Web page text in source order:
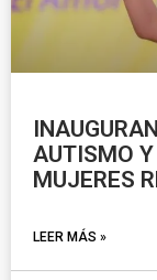
AUTISMO
MUJERES
LEER MÁS »